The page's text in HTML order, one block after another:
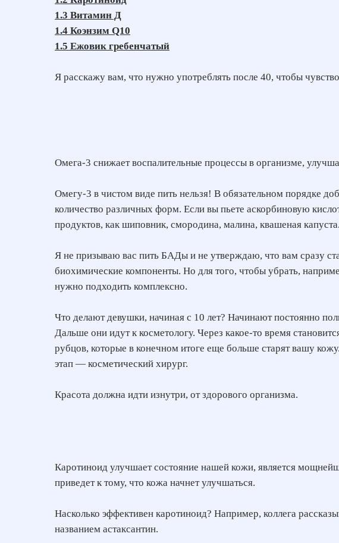
1.3 Витамин Д
1.4 Коэнзим Q10
1.5 Ежовик гребенчатый
Я расскажу вам, что нужно употреблять после 40, чтобы
Омега-3 снижает воспалительные процессы в организме,
Омегу-3 в чистом виде пить нельзя! В обязательном порядке
количество различных форм. Если вы пьете аскорбиновую
продуктов, как шиповник, смородина, малина, квашеная капуста.
Я не призываю вас пить БАДы и не утверждаю, что вам сразу
биохимические компоненты. Но для того, чтобы убрать,
нужно подходить комплексно.
Что делают девушки, начиная с 10 лет? Начинают постоянно
Дальше они идут к косметологу. Через какое-то время
рубцов, которые в конечном итоге еще больше старят вашу
этап — косметический хирург.
Красота должна идти изнутри, от здорового организма.
Каротиноид улучшает состояние нашей кожи, является
приведет к тому, что кожа начнет улучшаться.
Насколько эффективен каротиноид? Например, коллега
названием астаксантин.